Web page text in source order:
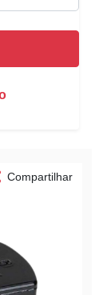
Compartilhar